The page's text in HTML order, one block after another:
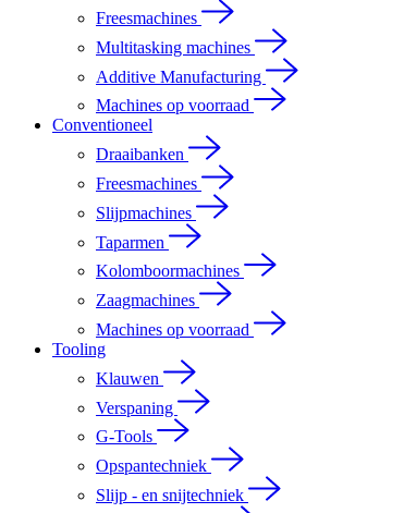
Freesmachines
Multitasking machines
Additive Manufacturing
Machines op voorraad
Conventioneel
Draaibanken
Freesmachines
Slijpmachines
Taparmen
Kolomboormachines
Zaagmachines
Machines op voorraad
Tooling
Klauwen
Verspaning
G-Tools
Opspantechniek
Slijp - en snijtechniek